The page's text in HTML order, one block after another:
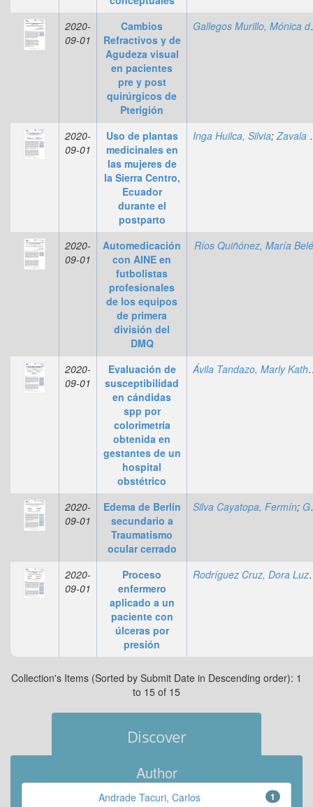
2020-
09-01
Cambios
Refractivos y de
Agudeza visual
en pacientes
pre y post
quirúrgicos de
Pterigión
2020-
09-01
Uso de plantas
medicinales en
las mujeres de
la Sierra Centro,
Ecuador
durante el
postparto
Inga Huilca, Silvia; Zavala Calahorrano, Alicia
2020-
09-01
Automedicación
con AINE en
futbolistas
profesionales
de los equipos
de primera
división del
DMQ
Ríos Quiñónez, María
2020-
09-01
Evaluación de
susceptibilidad
en cándidas
spp por
colorimetría
obtenida en
gestantes de un
hospital
obstétrico
Ávila
2020-
09-01
Edema de Berlín
secundario a
Traumatismo
ocular cerrado
Silva Cayatopa, Fermín; González Méndez, Ana Luisa
2020-
09-01
Proceso
enfermero
aplicado a un
paciente con
úlceras por
presión
Collection's Items (Sorted by Submit Date in Descending order): 1
to 15 of 15
Discover
Author
1
Andrade Tacuri, Carlos